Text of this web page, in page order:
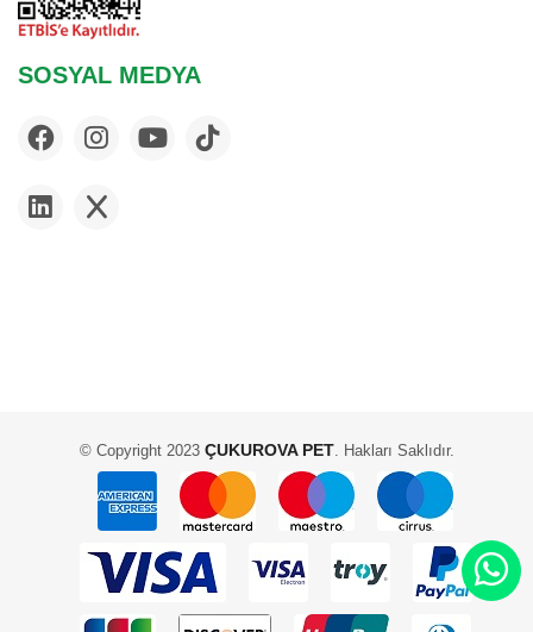
SOSYAL MEDYA
© Copyright 2023ÇUKUROVA PET. Hakları Saklıdır.